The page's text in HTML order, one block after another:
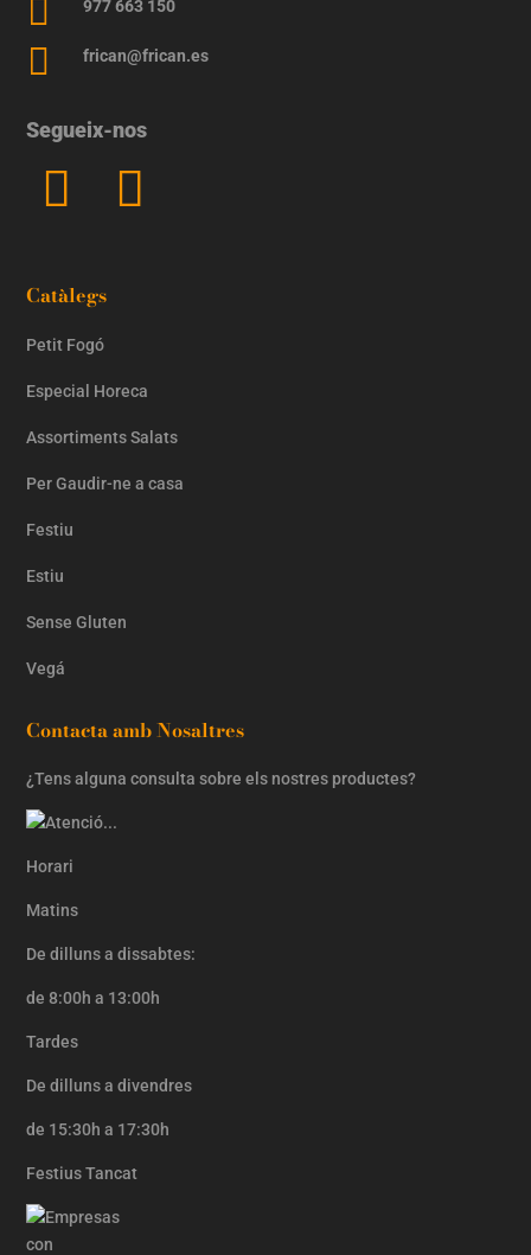
 977 663 150
 frican@frican.es
Segueix-nos
Catàlegs
Petit Fogó
Especial Horeca
Assortiments Salats
Per Gaudir-ne a casa
Festiu
Estiu
Sense Gluten
Vegá
Contacta amb Nosaltres
¿Tens alguna consulta sobre els nostres productes?
Horari
Matins
De dilluns a dissabtes:
de 8:00h a 13:00h
Tardes
De dilluns a divendres
de 15:30h a 17:30h
Festius Tancat